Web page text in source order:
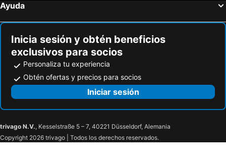
Ayuda
Inicia sesión y obtén beneficios
exclusivos para socios
Personaliza tu experiencia
Obtén ofertas y precios para socios
Iniciar sesión
trivago N.V., Kesselstraße 5 – 7, 40221 Düsseldorf, Alemania
Copyright 2026 trivago | Todos los derechos reservados.